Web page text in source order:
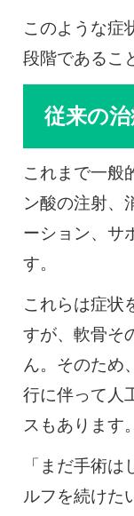
このような症
段階であるこ
従来の
これまで一般
ン酸の注射、
ーション、サ
す。
これらは症状
すが、軟骨そ
ん。そのため
行に伴って人
スもあります。
「まだ手術
ルフを続けた